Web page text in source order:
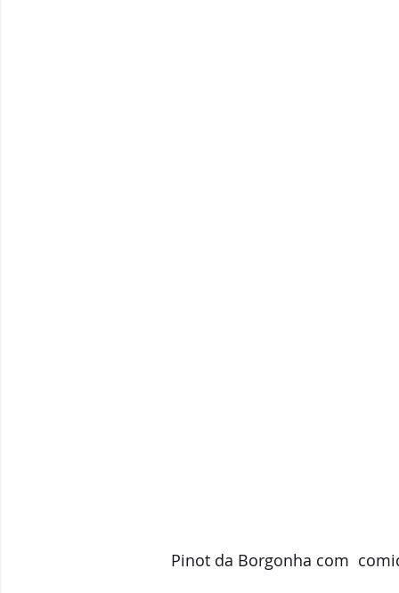
Pinot da Borgonha com